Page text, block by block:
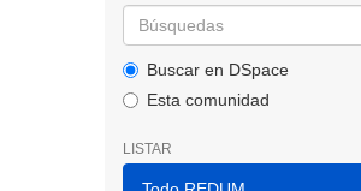
Buscar en DSpace
Esta comunidad
LISTAR